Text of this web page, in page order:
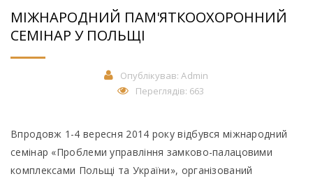
МІЖНАРОДНИЙ ПАМ'ЯТКООХОРОННИЙ
СЕМІНАР У ПОЛЬЩІ
Опублікував:Admin
Переглядів: 663
Впродовж 1-4 вересня 2014 року відбувся міжнародний
семінар «Проблеми управління замково-палацовими
комплексами Польщі та України», організований